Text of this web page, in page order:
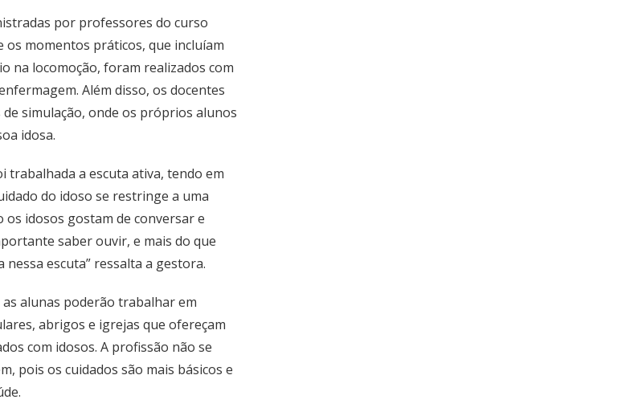
por professores do curso
os momentos práticos, que incluíam
na locomoção, foram realizados com
Além disso, os docentes
simulação, onde os próprios alunos
idosa.
trabalhada a escuta ativa, tendo em
do idoso se restringe a uma
os idosos gostam de conversar e
saber ouvir, e mais do que
nessa escuta” ressalta a gestora.
alunas poderão trabalhar em
abrigos e igrejas que ofereçam
com idosos. A profissão não se
pois os cuidados são mais básicos e